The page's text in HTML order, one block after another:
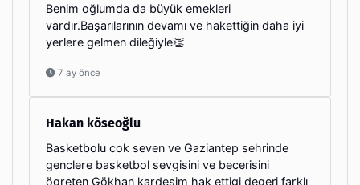
Benim oğlumda da büyük emekleri
vardır.Başarılarının devamı ve hakettiğin daha iyi
yerlere gelmen dileğiyle👏
7 ay önce
Hakan kõseoğlu
Basketbolu cok seven ve Gaziantep sehrinde
genclere basketbol sevgisini ve becerisini
ögreten Gökhan kardesim hak ettigi degeri farklı